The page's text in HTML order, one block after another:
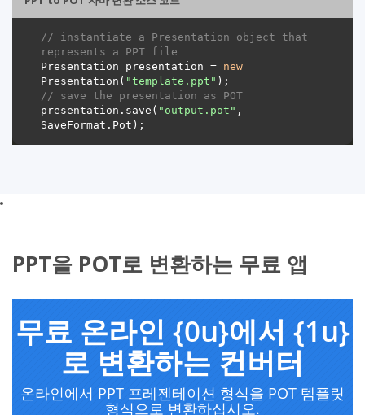
// instantiate a Presentation object that
represents a PPT file
Presentation presentation = new
Presentation( "template.ppt"
// save the presentation as POT
presentation.save( "output.pot" ,
PPT을 POT로 변환하는 무료 앱